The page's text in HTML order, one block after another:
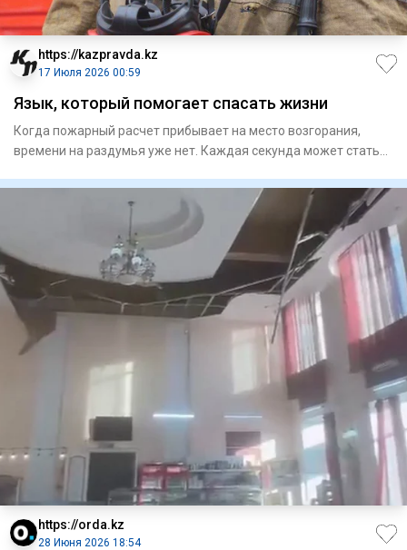
https://kazpravda.kz
17 Июля 2026 00:59
Язык, который помогает спасать жизни
Когда пожарный расчет прибывает на место возгорания,
времени на раздумья уже нет. Каждая секунда может стать
https://orda.kz
28 Июня 2026 18:54